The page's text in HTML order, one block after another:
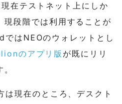
在テストネット上にしか
現段階では利用することが
はNEOのウォレットとし
のアプリ版 が既にリリ
は現在のところ、デスクト